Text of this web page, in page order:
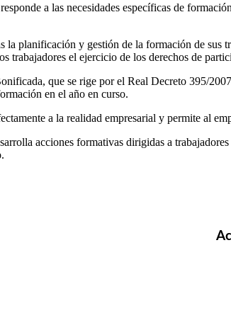
a las necesidades específicas de
la planificación y gestión de la formación de
trabajadores el ejercicio de los derechos de
que se rige por el Real Decreto 395/
en el año en curso.
a la realidad empresarial y permite al
acciones formativas dirigidas a